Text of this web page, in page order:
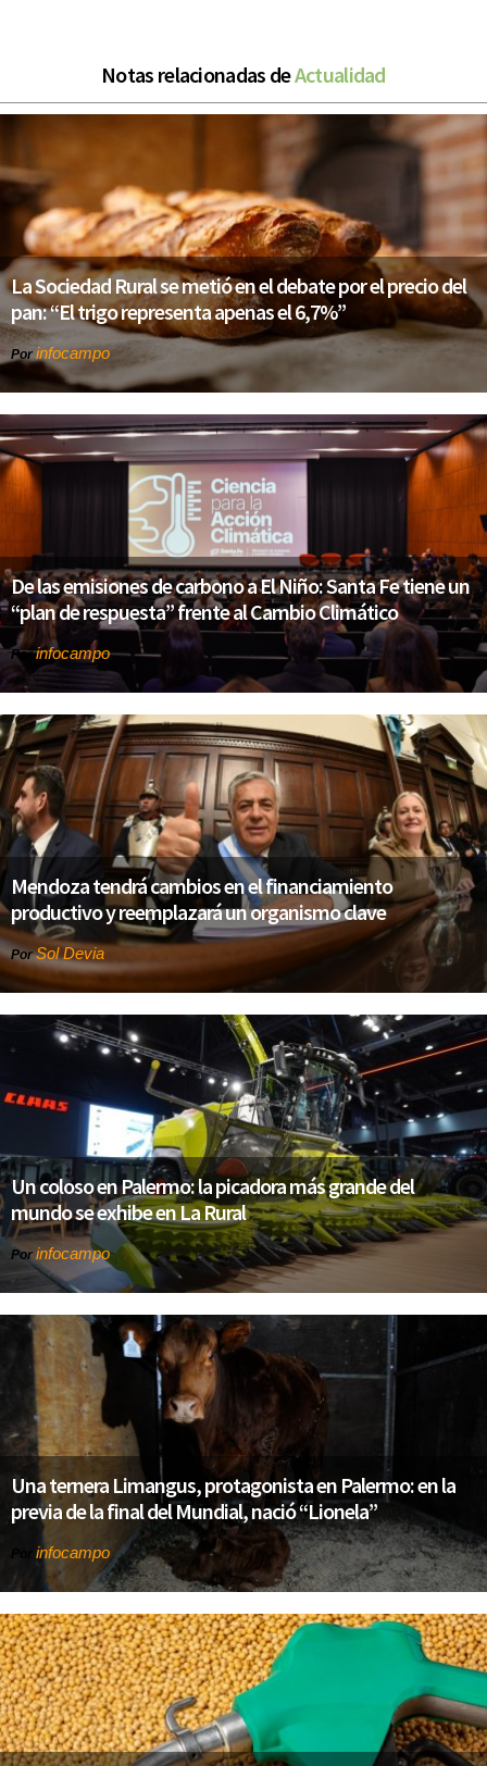
Notas relacionadas deActualidad
La Sociedad Rural se metió en el debate por el precio del
pan: “El trigo representa apenas el 6,7%”
Por infocampo
De las emisiones de carbono a El Niño: Santa Fe tiene un
“plan de respuesta” frente al Cambio Climático
Porinfocampo
Mendoza tendrá cambios en el financiamiento
productivo y reemplazará un organismo clave
PorSol Devia
Un coloso en Palermo: la picadora más grande del
mundo se exhibe en La Rural
Por infocampo
Una ternera Limangus, protagonista en Palermo: en la
previa de la final del Mundial, nació “Lionela”
Por infocampo